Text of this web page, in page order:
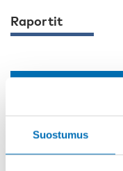
Suostumus
Raportit